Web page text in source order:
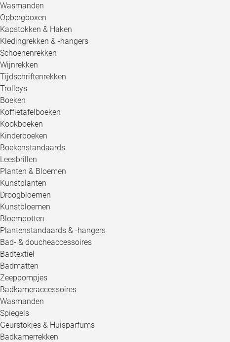
Wasmanden
Opbergboxen
Kapstokken & Haken
Kledingrekken & -hangers
Schoenenrekken
Wijnrekken
Tijdschriftenrekken
Trolleys
Boeken
Koffietafelboeken
Kookboeken
Kinderboeken
Boekenstandaards
Leesbrillen
Planten & Bloemen
Kunstplanten
Droogbloemen
Kunstbloemen
Bloempotten
Plantenstandaards & -hangers
Bad- & doucheaccessoires
Badtextiel
Badmatten
Zeeppompjes
Badkameraccessoires
Wasmanden
Spiegels
Geurstokjes & Huisparfums
Badkamerrekken